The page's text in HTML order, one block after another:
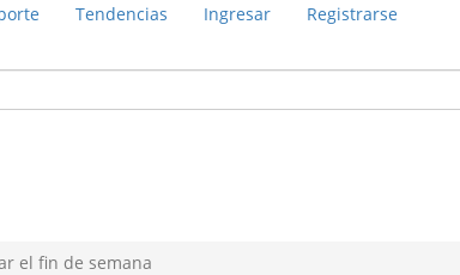
Tendencias Ingresar Registrarse
el fin de semana